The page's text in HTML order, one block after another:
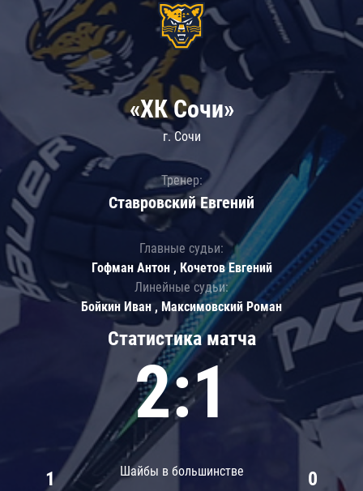
Статистика матча
2:1
Шайбы в большинстве
1 0
«ХК Сочи»
г. Сочи
Тренер:
Ставровский Евгений
Главные судьи:
Гофман Антон , Кочетов Евгений
Линейные судьи:
Бойкин Иван , Максимовский Роман